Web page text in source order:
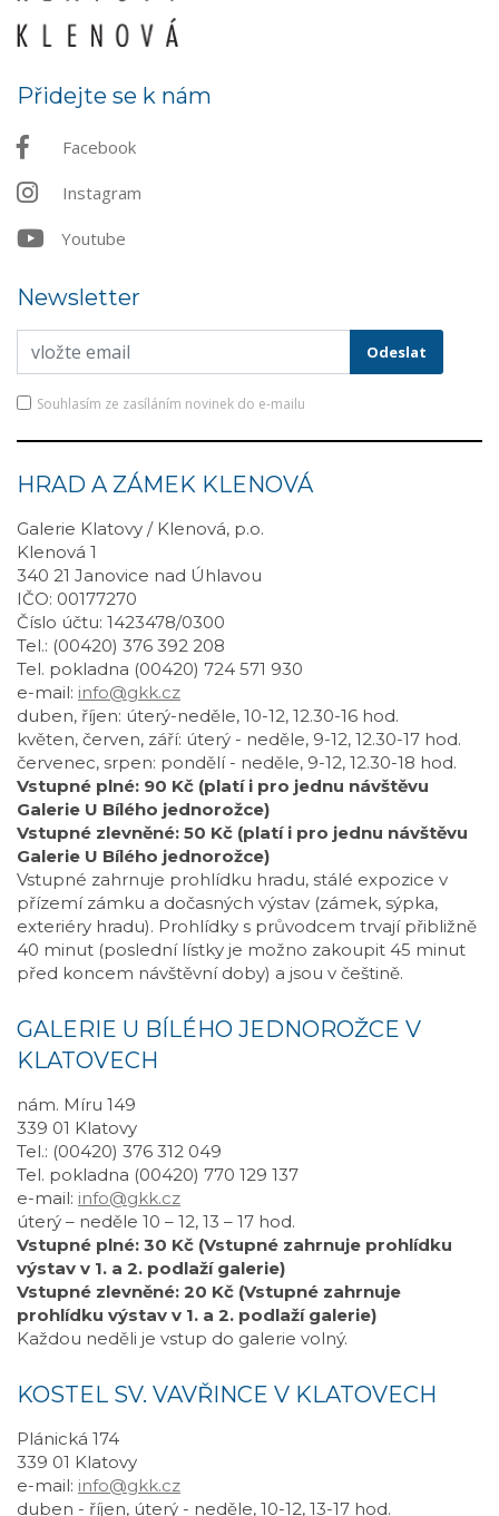
Přidejte se k nám
Facebook
Instagram
Youtube
Newsletter
Souhlasím ze zasíláním novinek do e-mailu
HRAD A ZÁMEK KLENOVÁ
Galerie Klatovy / Klenová, p.o.
Klenová 1
340 21 Janovice nad Úhlavou
IČO: 00177270
Číslo účtu: 1423478/0300
Tel.: (00420) 376 392 208
Tel. pokladna (00420) 724 571 930
e-mail: info@gkk.cz
duben, říjen: úterý-neděle, 10-12, 12.30-16 hod.
květen, červen, září: úterý - neděle, 9-12, 12.30-17 hod.
červenec, srpen: pondělí - neděle, 9-12, 12.30-18 hod.
Vstupné plné: 90 Kč (platí i pro jednu návštěvu
Galerie U Bílého jednorožce)
Vstupné zlevněné: 50 Kč (platí i pro jednu návštěvu
Galerie U Bílého jednorožce)
Vstupné zahrnuje prohlídku hradu, stálé expozice v
přízemí zámku a dočasných výstav (zámek, sýpka,
exteriéry hradu). Prohlídky s průvodcem trvají přibližně
40 minut (poslední lístky je možno zakoupit 45 minut
před koncem návštěvní doby) a jsou v češtině.
GALERIE U BÍLÉHO JEDNOROŽCE V
KLATOVECH
nám. Míru 149
339 01 Klatovy
Tel.: (00420) 376 312 049
Tel. pokladna (00420) 770 129 137
e-mail: info@gkk.cz
úterý – neděle 10 – 12, 13 – 17 hod.
Vstupné plné: 30 Kč (Vstupné zahrnuje prohlídku
výstav v 1. a 2. podlaží galerie)
Vstupné zlevněné: 20 Kč (Vstupné zahrnuje
prohlídku výstav v 1. a 2. podlaží galerie)
Každou neděli je vstup do galerie volný.
KOSTEL SV. VAVŘINCE V KLATOVECH
Plánická 174
339 01 Klatovy
e-mail: info@gkk.cz
duben - říjen, úterý - neděle, 10-12, 13-17 hod.